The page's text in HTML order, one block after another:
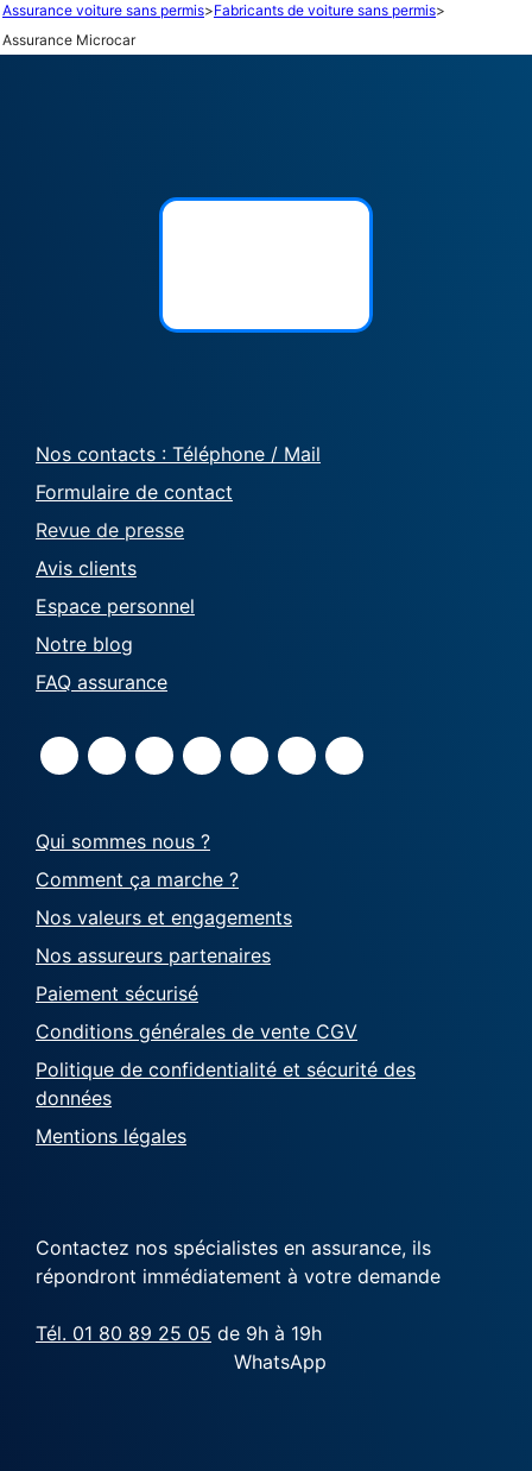
Assurance voiture sans permis>Fabricants de voiture sans permis>
Assurance Microcar
Nos contacts : Téléphone / Mail
Formulaire de contact
Revue de presse
Avis clients
Espace personnel
Notre blog
FAQ assurance
Qui sommes nous ?
Comment ça marche ?
Nos valeurs et engagements
Nos assureurs partenaires
Paiement sécurisé
Conditions générales de vente CGV
Politique de confidentialité et sécurité des
données
Mentions légales
Contactez nos spécialistes en assurance, ils
répondront immédiatement à votre demande
Tél. 01 80 89 25 05 de 9h à 19h
WhatsApp